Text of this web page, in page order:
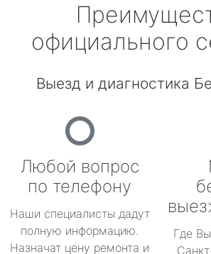
официального
Выезд и диагностика
Любой вопрос
по телефону
Наши специалисты дадут
полную информацию.
Назначат цену ремонта и
Где